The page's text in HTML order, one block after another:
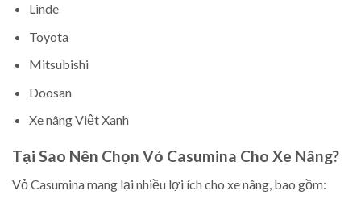
Linde
Toyota
Mitsubishi
Doosan
Xe nâng Việt Xanh
Tại Sao Nên Chọn Vỏ Casumina Cho Xe Nâng?
Vỏ Casumina mang lại nhiều lợi ích cho xe nâng, bao gồm: